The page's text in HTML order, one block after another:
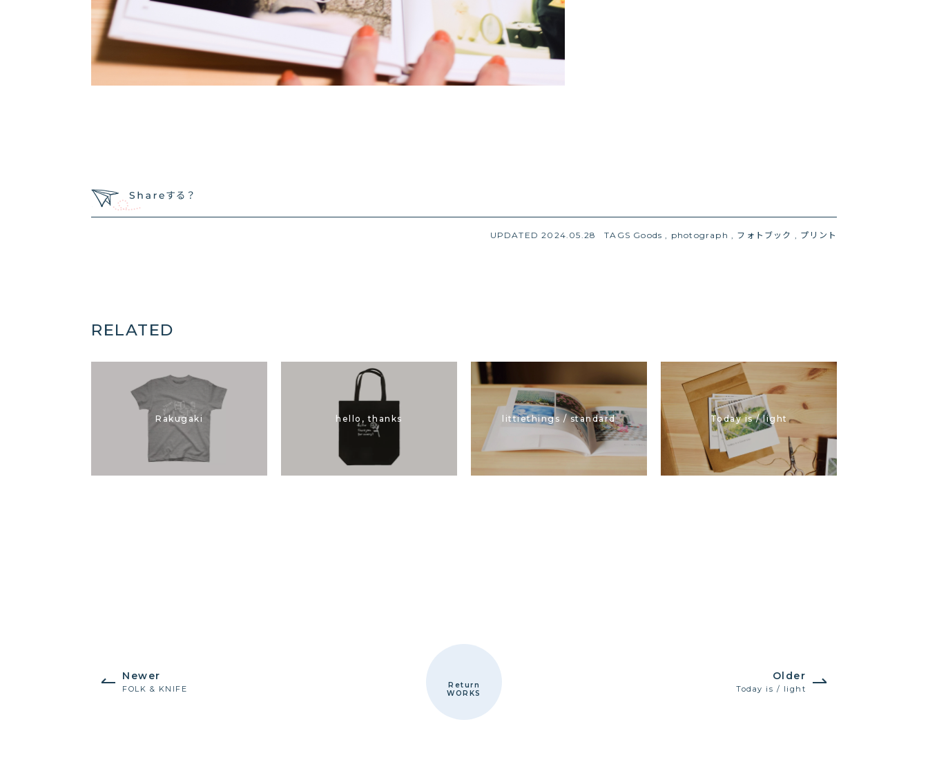
UPDATED 2024.05.28 TAGS Goods , photograph , フォトブック , プリント
RELATED
Rakugaki hello, thanks littiethings / standard Today is / light
Newer
FOLK & KNIFE
Older
Today is / light
Return
WORKS